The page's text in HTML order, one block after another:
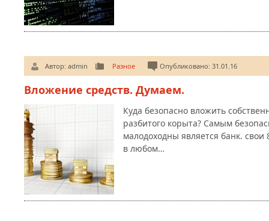
Автор: admin Разное Опубликовано: 31.01.16
Вложение средств. Думаем.
Куда безопасно вложить
разбитого корыта? Самым
малодоходны является банк.
в любом…